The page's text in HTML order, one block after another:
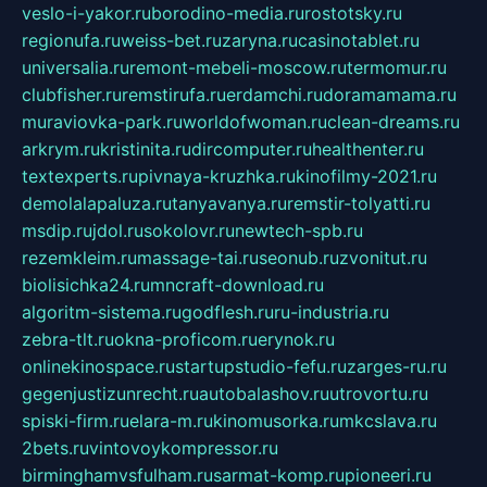
veslo-i-yakor.ruborodino-media.rurostotsky.ru
regionufa.ruweiss-bet.ruzaryna.rucasinotablet.ru
universalia.ruremont-mebeli-moscow.rutermomur.ru
clubfisher.ruremstirufa.ruerdamchi.rudoramamama.ru
muraviovka-park.ruworldofwoman.ruclean-dreams.ru
arkrym.rukristinita.rudircomputer.ruhealthenter.ru
textexperts.rupivnaya-kruzhka.rukinofilmy-2021.ru
demolalapaluza.rutanyavanya.ruremstir-tolyatti.ru
msdip.rujdol.rusokolovr.runewtech-spb.ru
rezemkleim.rumassage-tai.ruseonub.ruzvonitut.ru
biolisichka24.rumncraft-download.ru
algoritm-sistema.rugodflesh.ruru-industria.ru
zebra-tlt.ruokna-proficom.ruerynok.ru
onlinekinospace.rustartupstudio-fefu.ruzarges-ru.ru
gegenjustizunrecht.ruautobalashov.ruutrovortu.ru
spiski-firm.ruelara-m.rukinomusorka.rumkcslava.ru
2bets.ruvintovoykompressor.ru
birminghamvsfulham.rusarmat-komp.rupioneeri.ru